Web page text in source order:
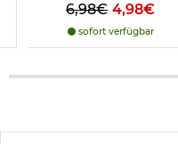
6,98€ 4,98€
sofort verfügbar